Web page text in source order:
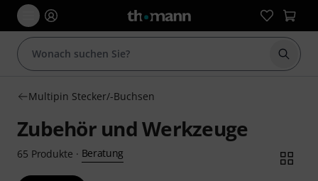
Suche
Multipin Stecker/-Buchsen
Zubehör und Werkzeuge
65 Produkte · Beratung